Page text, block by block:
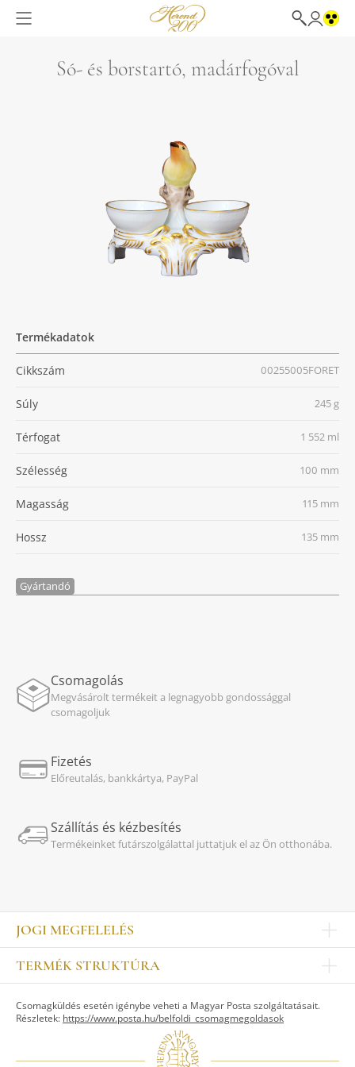
Só- és borstartó, madárfogóval
Termékadatok
Cikkszám 00255005FORET
Súly 245 g
Térfogat 1 552 ml
Szélesség 100 mm
Magasság 115 mm
Hossz 135 mm
Gyártandó
Csomagolás
Megvásárolt termékeit a legnagyobb gondossággal
csomagoljuk
Fizetés
Előreutalás, bankkártya, PayPal
Szállítás és kézbesítés
Termékeinket futárszolgálattal juttatjuk el az Ön otthonába.
JOGI MEGFELELÉS
Impresszum
Kapcsolat
Jogi nyilatkozat
TERMÉK STRUKTÚRA
ASZTALKULTÚRA
Csomagküldés esetén igénybe veheti a Magyar Posta szolgáltatásait.
Részletek: https://www.posta.hu/belfoldi_csomagmegoldasok